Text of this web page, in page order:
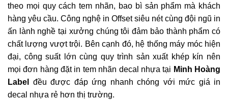
theo mọi quy cách tem nhãn, bao bì sản phẩm mà khách
hàng yêu cầu. Công nghệ in Offset siêu nét cùng đội ngũ in
ấn lành nghề tại xưởng chúng tôi đảm bảo thành phẩm có
chất lượng vượt trội. Bên cạnh đó, hệ thống máy móc hiện
đại, công suất lớn cùng quy trình sản xuất khép kín nên
mọi đơn hàng đặt in tem nhãn decal nhựa tại Minh Hoàng
Label
đều được đáp ứng nhanh chóng với mức giá in
decal nhựa rẻ hơn thị trường.